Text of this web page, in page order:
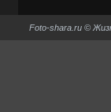
Foto-shara.ru ©